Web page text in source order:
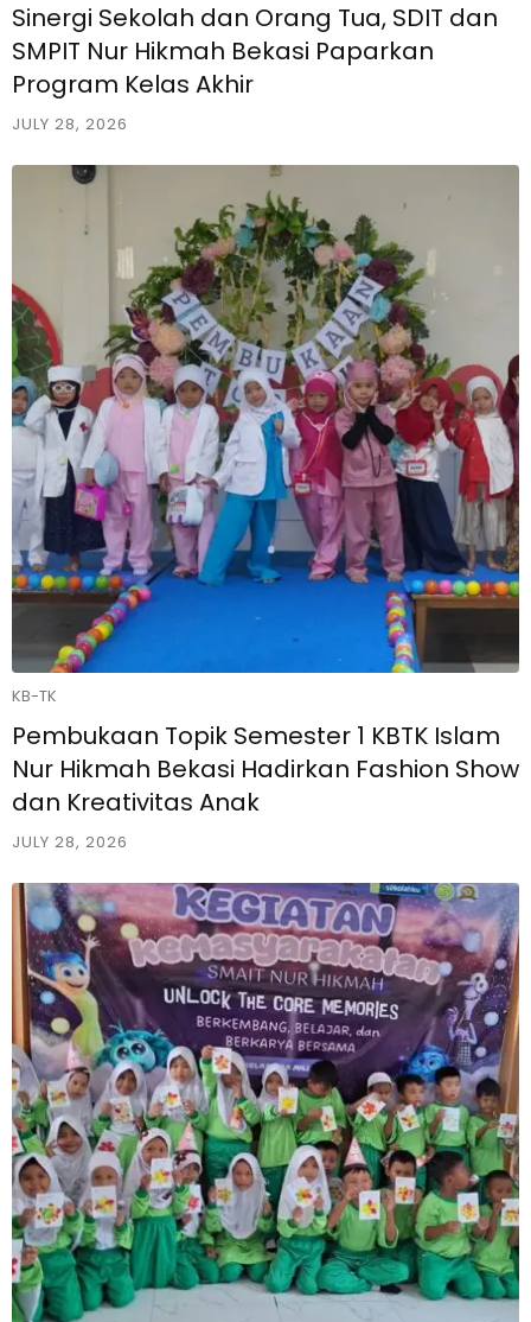
Sinergi Sekolah dan Orang Tua, SDIT dan
SMPIT Nur Hikmah Bekasi Paparkan
Program Kelas Akhir
JULY 28, 2026
KB-TK
Pembukaan Topik Semester 1 KBTK Islam
Nur Hikmah Bekasi Hadirkan Fashion Show
dan Kreativitas Anak
JULY 28, 2026